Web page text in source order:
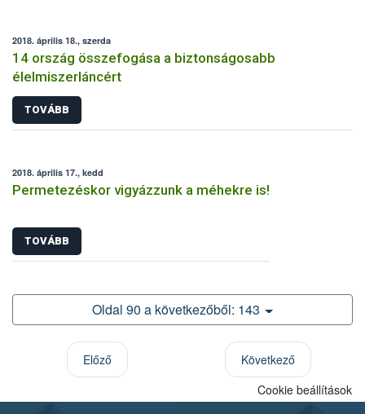
2018. április 18., szerda
14 ország összefogása a biztonságosabb
élelmiszerláncért
TOVÁBB
2018. április 17., kedd
Permetezéskor vigyázzunk a méhekre is!
TOVÁBB
Oldal 90 a következőből: 143
Előző
Következő
Cookie beállítások